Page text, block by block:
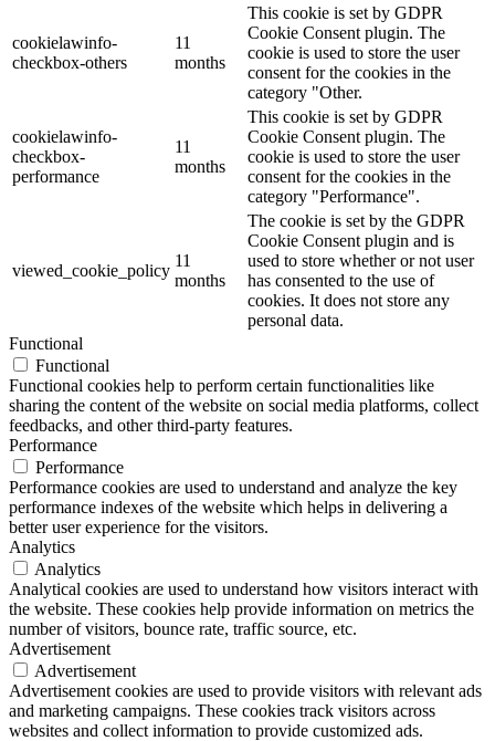
cookielawinfo-
checkbox-others
11
months
This cookie is set by GDPR
Cookie Consent plugin. The
cookie is used to store the user
consent for the cookies in the
category "Other.
cookielawinfo-
checkbox-
performance
11
months
This cookie is set by GDPR
Cookie Consent plugin. The
cookie is used to store the user
consent for the cookies in the
category "Performance".
viewed_cookie_policy
11
months
The cookie is set by the GDPR
Cookie Consent plugin and is
used to store whether or not user
has consented to the use of
cookies. It does not store any
personal data.
Functional
Functional
Functional cookies help to perform certain functionalities like
sharing the content of the website on social media platforms, collect
feedbacks, and other third-party features.
Performance
Performance
Performance cookies are used to understand and analyze the key
performance indexes of the website which helps in delivering a
better user experience for the visitors.
Analytics
Analytics
Analytical cookies are used to understand how visitors interact with
the website. These cookies help provide information on metrics the
number of visitors, bounce rate, traffic source, etc.
Advertisement
Advertisement
Advertisement cookies are used to provide visitors with relevant ads
and marketing campaigns. These cookies track visitors across
websites and collect information to provide customized ads.